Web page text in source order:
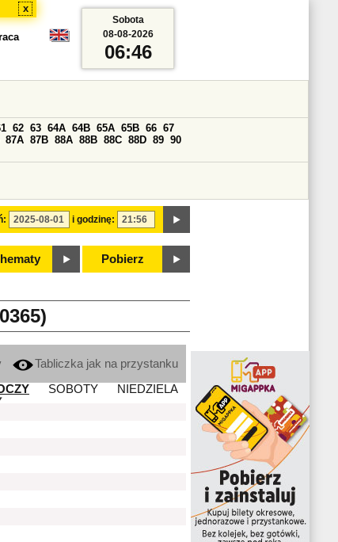
x
i godzinę:
62 63 64A 64B 65A 65B 66 67
87A 87B 88A 88B 88C 88D 89 90
Pobierz
Sobota
08-08-2026
06:46
Tabliczka jak na przystanku
SOBOTY
NIEDZIELA